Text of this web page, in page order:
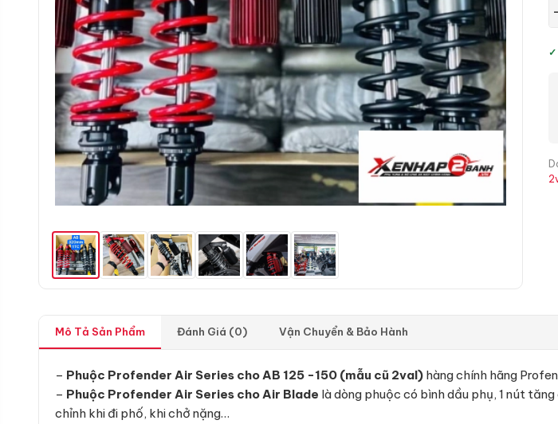
✓
Mô Tả Sản Phẩm Đánh Giá (0) Vận Chuyển & Bảo Hành
– Phuộc Profender Air Series cho AB 125 -150 (mẫu cũ 2val) hàng chính hãng
– Phuộc Profender Air Series cho Air Blade là dòng phuộc có bình dầu phụ, 1 nút
chỉnh khi đi phố, khi chở nặng…